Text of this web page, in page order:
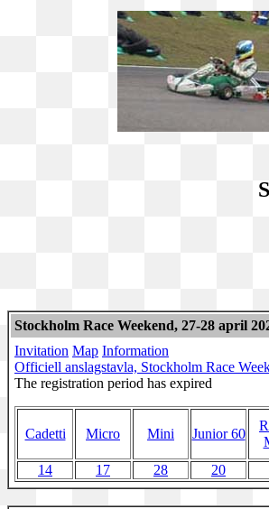
Stockholm Race Weekend, 27-28 april
Invitation Map Information
Officiell anslagstavla, Stockholm Race
The registration period has expired
Cadetti Micro Mini Junior 60
14
17 28 20